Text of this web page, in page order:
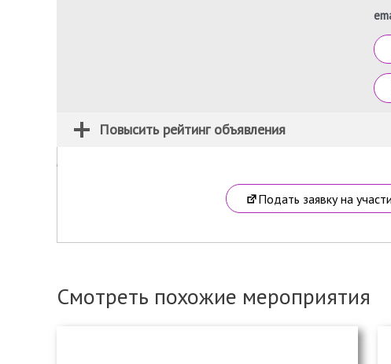
Повысить рейтинг объявления
Подать заявку на
Смотреть похожие мероприятия